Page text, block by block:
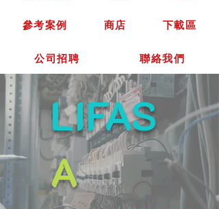
參考案例 商店 下載區
公司招聘 聯絡我們
LIFAS
A